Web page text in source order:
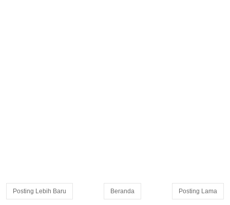
Posting Lebih Baru Posting Lama
Beranda